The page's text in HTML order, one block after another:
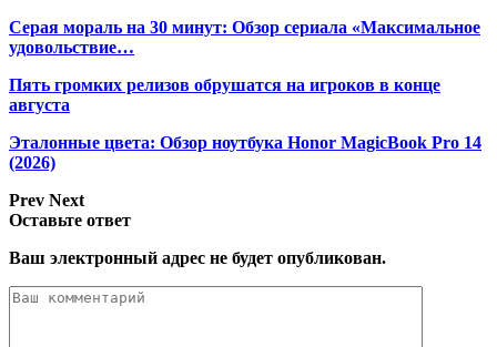
Серая мораль на 30 минут: Обзор сериала «Максимальное
удовольствие…
Пять громких релизов обрушатся на игроков в конце
августа
Эталонные цвета: Обзор ноутбука Honor MagicBook Pro 14
(2026)
Prev Next
Оставьте ответ
Ваш электронный адрес не будет опубликован.